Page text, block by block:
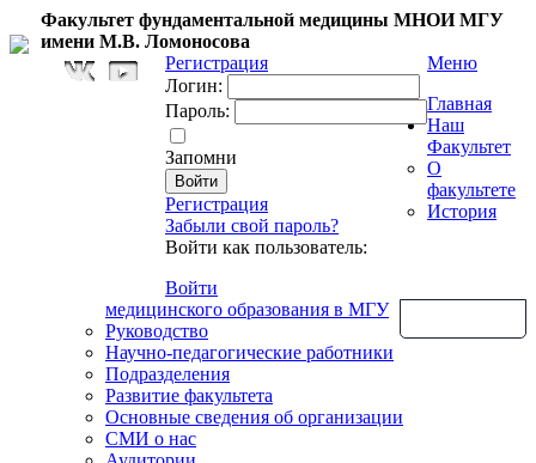
Факультет фундаментальной медицины МНОИ МГУ
имени М.В. Ломоносова
Регистрация
Логин:
Пароль:
Запомни
Регистрация
Забыли свой пароль?
Войти как пользователь:
Войти
Меню
Главная
Наш
Факультет
О
факультете
История
медицинского образования в МГУ
Руководство
Научно-педагогические работники
Подразделения
Развитие факультета
Основные сведения об организации
СМИ о нас